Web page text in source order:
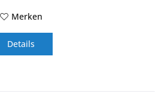
Merken
Details